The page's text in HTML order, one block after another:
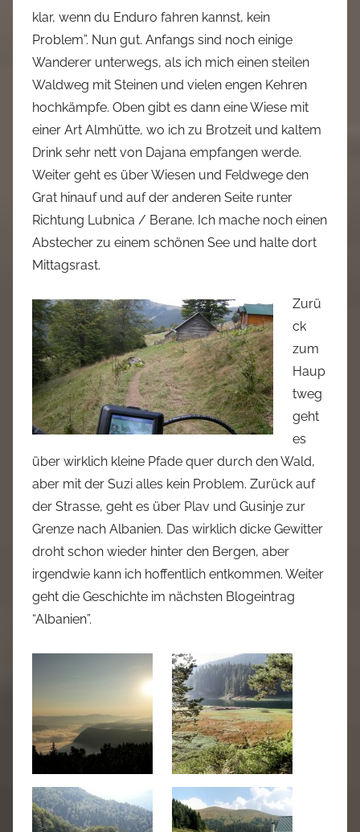
klar, wenn du Enduro fahren kannst, kein
Problem”. Nun gut. Anfangs sind noch einige
Wanderer unterwegs, als ich mich einen steilen
Waldweg mit Steinen und vielen engen Kehren
hochkämpfe. Oben gibt es dann eine Wiese mit
einer Art Almhütte, wo ich zu Brotzeit und kaltem
Drink sehr nett von Dajana empfangen werde.
Weiter geht es über Wiesen und Feldwege den
Grat hinauf und auf der anderen Seite runter
Richtung Lubnica / Berane. Ich mache noch einen
Abstecher zu einem schönen See und halte dort
Mittagsrast.
Zurü
ck
zum
Haup
tweg
geht
es
über wirklich kleine Pfade quer durch den Wald,
aber mit der Suzi alles kein Problem. Zurück auf
der Strasse, geht es über Plav und Gusinje zur
Grenze nach Albanien. Das wirklich dicke Gewitter
droht schon wieder hinter den Bergen, aber
irgendwie kann ich hoffentlich entkommen. Weiter
geht die Geschichte im nächsten Blogeintrag
“Albanien”.